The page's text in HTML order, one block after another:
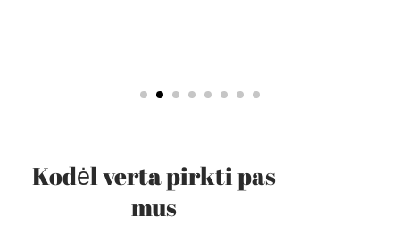
Kodėl verta pirkti pas
mus